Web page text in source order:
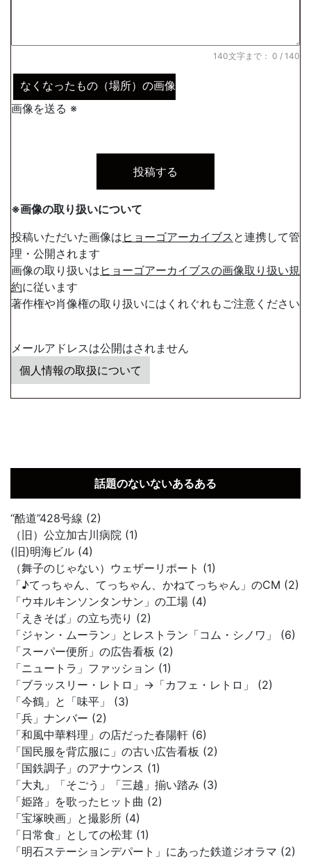
140文字まで： 0 / 140
なくなったもの（場所）の画像
画像を送る ※
※画像の取り扱いについて
投稿いただいた画像は ヒョーゴアーカイブス と連携して管
理・公開されます
画像の取り扱いは ヒョーゴアーカイブスの画像取り扱い規
約に従います
著作権や肖像権の取り扱いにはくれぐれもご注意ください
メールアドレスは公開はされません
個人情報の取扱について
話題のないないあるある
“酷道”428号線 (2)
（旧）公立加古川病院 (1)
(旧)明海ビル (4)
（舞子のじゃない）ウェザーリポート (1)
「♪てっちゃん、てっちゃん、かねてっちゃん」のCM (2)
「ウヰルキンソンタンサン」の工場 (4)
「えきそば」の立ち売り (2)
「ジャン・ムーラン」とレストラン「コム・シノワ」 (6)
「スーパー便所」の広告看板 (2)
「ニュートラ」ファッション (1)
「ブラッスリー・レトロ」→「カフェ・レトロ」 (2)
「今鶴」と「味平」 (3)
「兵」ナンバー (2)
「和風中華料理」の店だった春陽軒 (6)
「国民服を背広服に」の古い広告看板 (2)
「国鉄調子」のアナウンス (1)
「大丸」「そごう」「三越」揃い踏み (3)
「姫路」を歌ったヒット曲 (2)
「宝塚映画」と撮影所 (4)
「日常食」としての松茸 (1)
「明石ステーションデパート」にあった鉄道ジオラマ (2)